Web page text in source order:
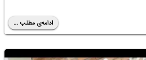
ادامه‌ی مطلب ...